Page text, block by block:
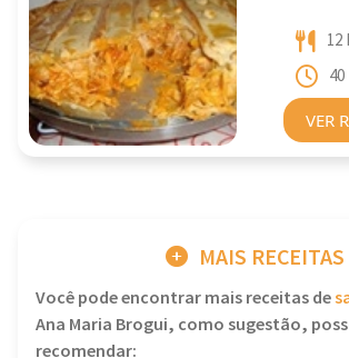
12
VER
MAIS RECEITAS
Você pode encontrar mais receitas de
Ana Maria Brogui, como sugestão,
recomendar: